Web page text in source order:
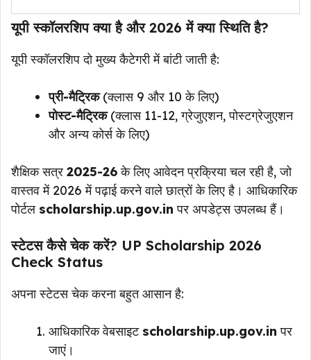
यूपी स्कॉलरशिप क्या है और 2026 में क्या स्थिति है?
यूपी स्कॉलरशिप दो मुख्य कैटेगरी में बांटी जाती है:
प्री-मैट्रिक(क्लास 9 और 10 के लिए)
पोस्ट-मैट्रिक(क्लास 11-12, ग्रेजुएशन, पोस्टग्रेजुएशन
और अन्य कोर्स के लिए)
शैक्षिक सत्र 2025-26के लिए आवेदन प्रक्रिया चल रही है, जो
वास्तव में 2026 में पढ़ाई करने वाले छात्रों के लिए है। आधिकारिक
पोर्टल scholarship.up.gov.in पर अपडेट्स उपलब्ध हैं।
स्टेटस कैसे चेक करें? UP Scholarship 2026
Check Status
अपना स्टेटस चेक करना बहुत आसान है:
आधिकारिक वेबसाइट scholarship.up.gov.in पर
जाएं।